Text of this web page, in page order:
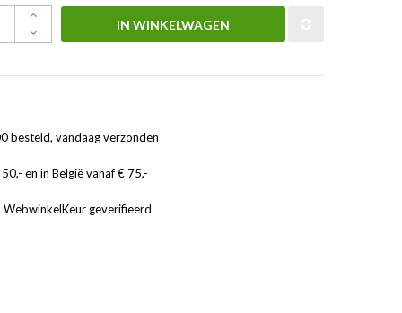
IN WINKELWAGEN
besteld, vandaag verzonden
en in België vanaf € 75,-
WebwinkelKeur geverifieerd